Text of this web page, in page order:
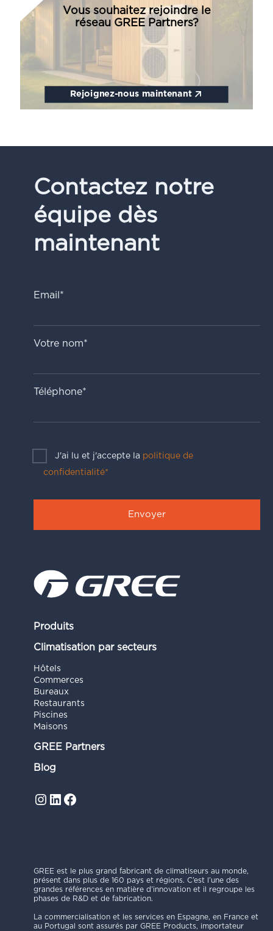
Rejoignez-nous maintenant
Vous souhaitez rejoindre le
réseau GREE Partners?
Contactez notre
équipe dès
maintenant
Email*
Votre nom*
Téléphone*
J'ai lu et j'accepte la politique de
confidentialité*
Produits
Climatisation par secteurs
Hôtels
Commerces
Bureaux
Restaurants
Piscines
Maisons
GREE Partners
Blog
Instagram
LinkedIn
Facebook
GREE est le plus grand fabricant de climatiseurs au monde,
présent dans plus de 160 pays et régions. C’est l’une des
grandes références en matière d’innovation et il regroupe les
phases de R&D et de fabrication.
La commercialisation et les services en Espagne, en France et
au Portugal sont assurés par GREE Products, importateur